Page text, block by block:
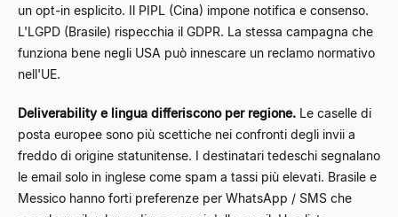
un opt-in esplicito. Il PIPL (Cina) impone notifica e consenso.
L'LGPD (Brasile) rispecchia il GDPR. La stessa campagna che
funziona bene negli USA può innescare un reclamo normativo
nell'UE.
Deliverability e lingua differiscono per regione. Le caselle di
posta europee sono più scettiche nei confronti degli invii a
freddo di origine statunitense. I destinatari tedeschi segnalano
le email solo in inglese come spam a tassi più elevati. Brasile e
Messico hanno forti preferenze per WhatsApp / SMS che